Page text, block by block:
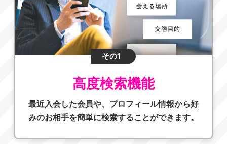
その1
高度検索機能
最近入会した会員や、プロフィール情報から好
みのお相手を簡単に検索することができます。